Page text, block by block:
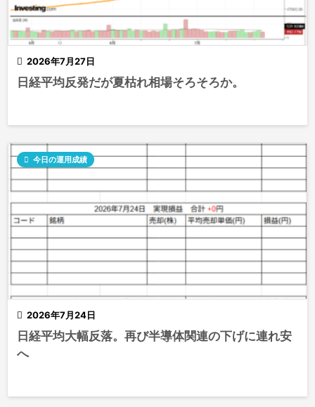
 2026年7月27日
日経平均反発だが夏枯れ相場そろそろか。
 2026年7月24日
 今日の運用成績
日経平均大幅反落。再び半導体関連の下げに連れ安
へ